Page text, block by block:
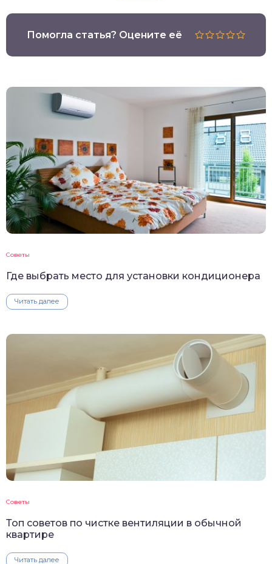
Помогла статья? Оцените её
Советы
Где выбрать место для установки кондиционера
Читать далее
Советы
Топ советов по чистке вентиляции в обычной
квартире
Читать далее